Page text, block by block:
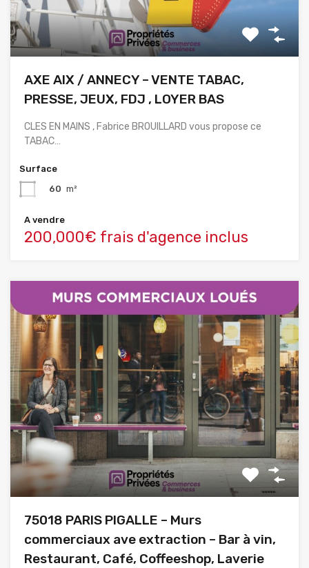
AXE AIX / ANNECY – VENTE TABAC,
PRESSE, JEUX, FDJ , LOYER BAS
CLES EN MAINS , Fabrice BROUILLARD vous propose ce
TABAC…
Surface
60 m²
A vendre
200,000€ frais d'agence inclus
75018 PARIS PIGALLE – Murs
commerciaux ave extraction – Bar à vin,
Restaurant, Café, Coffeeshop, Laverie